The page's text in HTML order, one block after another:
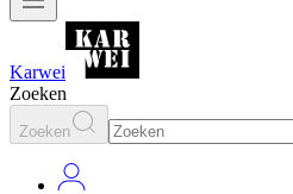
Karwei
Zoeken
Zoeken